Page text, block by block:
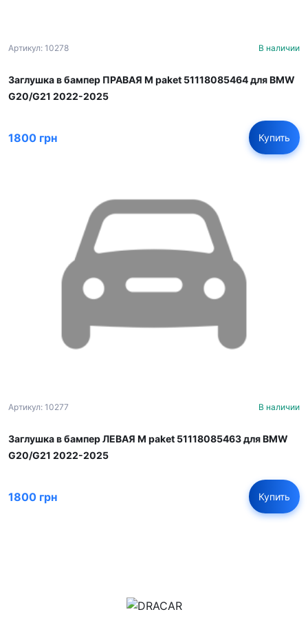
Артикул: 10278 В наличии
Заглушка в бампер ПРАВАЯ M paket 51118085464 для BMW
G20/G21 2022-2025
1800 грн Купить
Артикул: 10277 В наличии
Заглушка в бампер ЛЕВАЯ M paket 51118085463 для BMW
G20/G21 2022-2025
1800 грн Купить